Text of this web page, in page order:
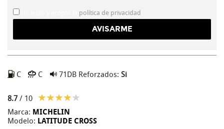
política de privacidad
C C 71DB Reforzados: Si
8.7/ 10
Marca: MICHELIN
Modelo: LATITUDE CROSS